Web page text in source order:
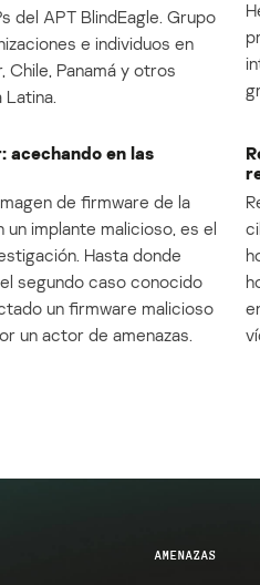
del APT BlindEagle. Grupo
e individuos en
Chile, Panamá y otros
Latina.
acechando en las
de firmware de la
un implante malicioso, es el
Hasta donde
segundo caso conocido
un firmware malicioso
un actor de amenazas.
AMENAZAS